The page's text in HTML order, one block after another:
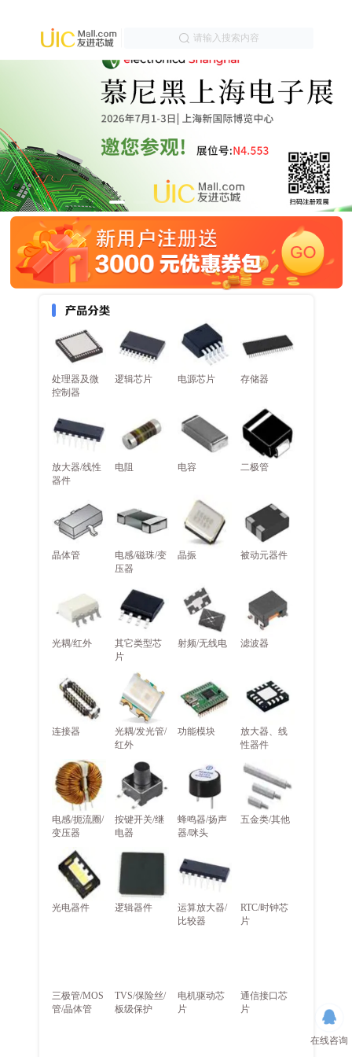
请输入搜索内容
处理器及微
控制器
逻辑芯片 电源芯片 存储器
放大器/线性
器件
电阻 电容 二极管
晶体管
电感/磁珠/变
压器
晶振 被动元器件
光耦/红外
其它类型芯
片
射频/无线电 滤波器
连接器
光耦/发光管/
红外
功能模块
放大器、线
性器件
电感/扼流圈/
变压器
按键开关/继
电器
蜂鸣器/扬声
器/咪头
五金类/其他
光电器件 逻辑器件
运算放大器/
比较器
RTC/时钟芯
片
三极管/MOS
管/晶体管
TVS/保险丝/
板级保护
电机驱动芯
片
通信接口芯
片
在线咨询